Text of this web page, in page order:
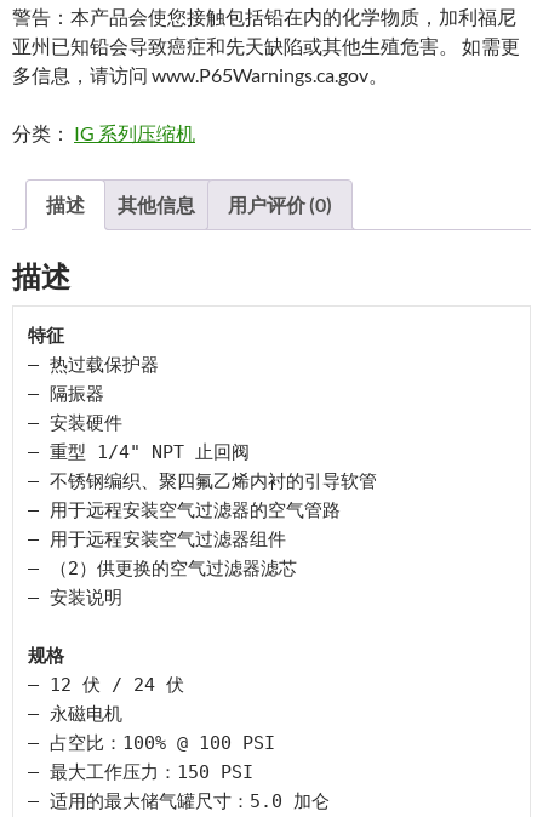
警告：本产品会使您接触包括铅在内的化学物质，加利福尼
亚州已知铅会导致癌症和先天缺陷或其他生殖危害。 如需更
多信息，请访问 www.P65Warnings.ca.gov。
分类： IG 系列压缩机
描述 其他信息 用户评价 (0)
描述
特征
– 热过载保护器
– 隔振器
– 安装硬件
– 重型 1/4" NPT 止回阀
– 不锈钢编织、聚四氟乙烯内衬的引导软管
– 用于远程安装空气过滤器的空气管路
– 用于远程安装空气过滤器组件
– （2）供更换的空气过滤器滤芯
– 安装说明
规格
– 12 伏 / 24 伏
– 永磁电机
– 占空比：100% @ 100 PSI
– 最大工作压力：150 PSI
– 适用的最大储气罐尺寸：5.0 加仑